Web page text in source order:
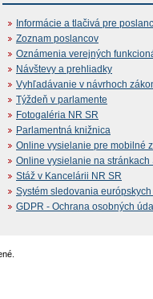
Informácie a tlačivá pre
Zoznam poslancov
Oznámenia verejných
Návštevy a prehliadky
Vyhľadávanie v návrhoch
Týždeň v parlamente
Fotogaléria NR SR
Parlamentná knižnica
Online vysielanie pre mobilné
Online vysielanie na stránkach
Stáž v Kancelárii NR SR
Systém sledovania
GDPR - Ochrana osobných